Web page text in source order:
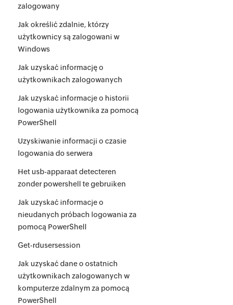
zalogowany
Jak określić zdalnie, którzy
użytkownicy są zalogowani w
Windows
Jak uzyskać informację o
użytkownikach zalogowanych
Jak uzyskać informacje o historii
logowania użytkownika za pomocą
PowerShell
Uzyskiwanie informacji o czasie
logowania do serwera
Het usb-apparaat detecteren
zonder powershell te gebruiken
Jak uzyskać informacje o
nieudanych próbach logowania za
pomocą PowerShell
Get-rdusersession
Jak uzyskać dane o ostatnich
użytkownikach zalogowanych w
komputerze zdalnym za pomocą
PowerShell